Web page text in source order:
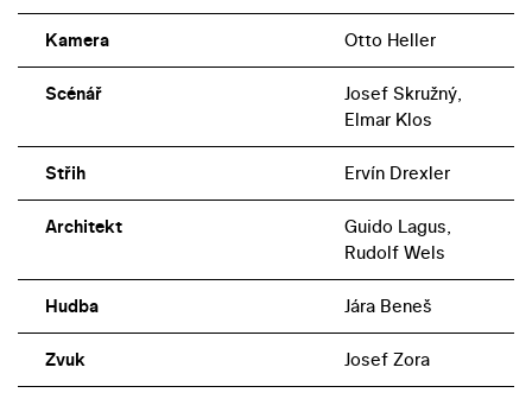
Kamera Otto Heller
Scénář
Josef Skružný,
Elmar Klos
Střih Ervín Drexler
Architekt
Guido Lagus,
Rudolf Wels
Hudba Jára Beneš
Zvuk Josef Zora